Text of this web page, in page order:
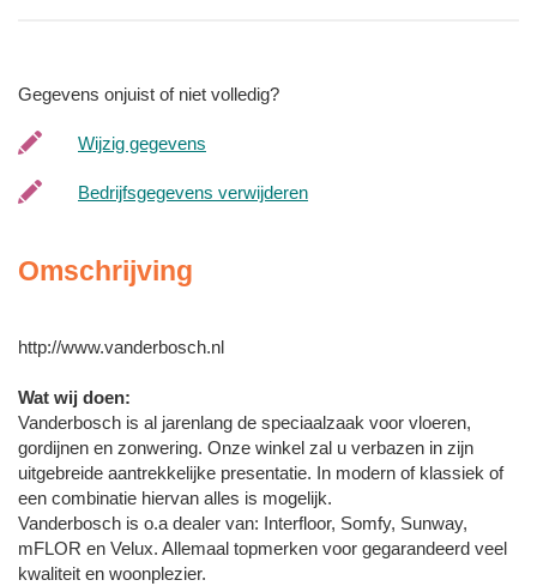
Gegevens onjuist of niet volledig?
Wijzig gegevens
Bedrijfsgegevens verwijderen
Omschrijving
http://www.vanderbosch.nl
Wat wij doen:
Vanderbosch is al jarenlang de speciaalzaak voor vloeren,
gordijnen en zonwering. Onze winkel zal u verbazen in zijn
uitgebreide aantrekkelijke presentatie. In modern of klassiek of
een combinatie hiervan alles is mogelijk.
Vanderbosch is o.a dealer van: Interfloor, Somfy, Sunway,
mFLOR en Velux. Allemaal topmerken voor gegarandeerd veel
kwaliteit en woonplezier.